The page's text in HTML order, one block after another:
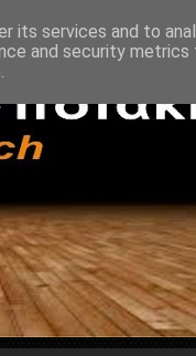
its services and to
and security